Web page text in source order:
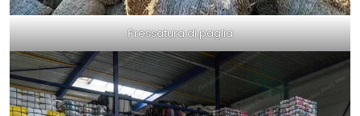
Pressatura di paglia